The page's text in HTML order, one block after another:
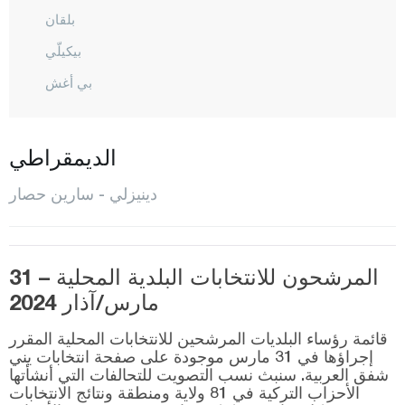
بلقان
بيكيلّي
بي أغش
بولدان
شاميلي
شيفير
غوناي
هوناز
كاليه
مركز أفندي
الديمقراطي
دينيزلي - سارين حصار
المرشحون للانتخابات البلدية المحلية – 31
مارس/آذار 2024
قائمة رؤساء البلديات المرشحين للانتخابات المحلية المقرر
إجراؤها في 31 مارس موجودة على صفحة انتخابات يني
شفق العربية. سنبث نسب التصويت للتحالفات التي أنشأتها
الأحزاب التركية في 81 ولاية ومنطقة ونتائج الانتخابات